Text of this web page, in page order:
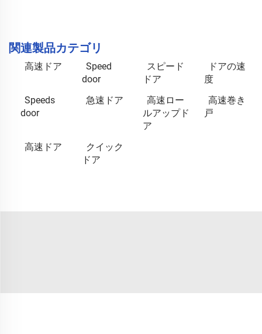
関連製品カテゴリ
高速ドア
Speed
door
スピード
ドア
ドアの速
度
Speeds
door
急速ドア
高速ロー
ルアップド
ア
高速巻き
戸
高速ドア
クイック
ドア